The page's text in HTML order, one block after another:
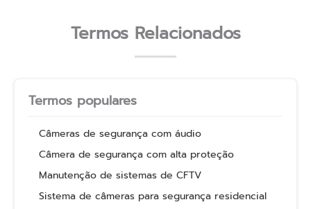
Termos Relacionados
Termos populares
Câmeras de segurança com áudio
Câmera de segurança com alta proteção
Manutenção de sistemas de CFTV
Sistema de câmeras para segurança residencial